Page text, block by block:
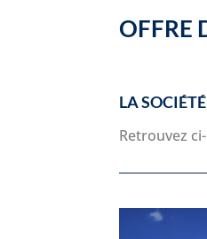
OFFRE
LA
Retrouvez